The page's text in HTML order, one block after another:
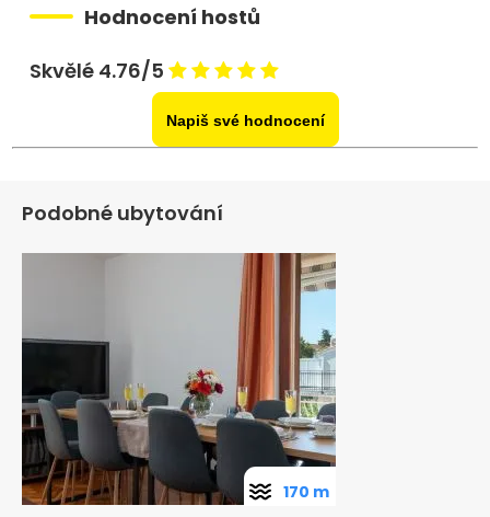
Hodnocení hostů
Skvělé 4.76/5
Napiš své hodnocení
Podobné ubytování
170 m